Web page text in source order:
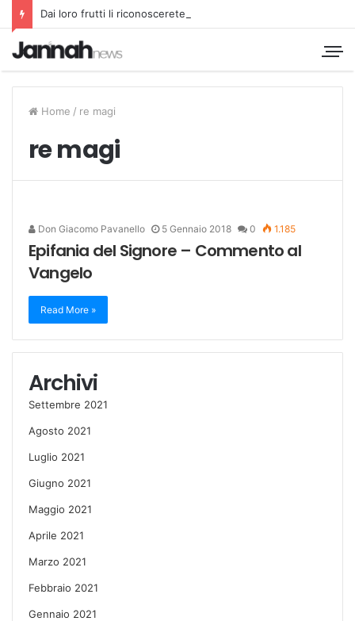
Dai loro frutti li riconoscerete
Home / re magi
re magi
Don Giacomo Pavanello 5 Gennaio 2018 0 1.185
Epifania del Signore – Commento al
Vangelo
Read More »
Archivi
Settembre 2021
Agosto 2021
Luglio 2021
Giugno 2021
Maggio 2021
Aprile 2021
Marzo 2021
Febbraio 2021
Gennaio 2021